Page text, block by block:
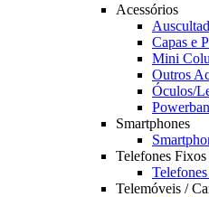
Acessórios
Capas e
Mini
Outros
Óculos/
Smartphones
Telefones Fixos
Telemóveis /